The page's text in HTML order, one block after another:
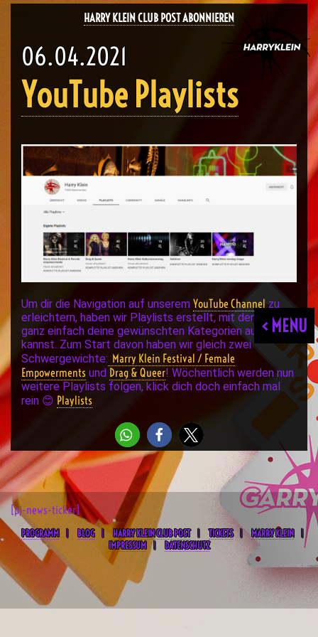
HARRY KLEIN CLUB POST ABONNIEREN
< MENU
06.04.2021
YouTube Playlists
Um dir die Navigation auf unserem YouTube Channelzu
erleichtern, haben wir Playlists erstellt, mit denen du
ganz einfach deine gewünschten Kategorien auswählen
kannst. Zum Start davon haben wir gleich zwei
Schwergewichte: Marry Klein Festival / Female
Empowerments und Drag & Queer! Wöchentlich werden nun
weitere Playlists folgen, klick dich doch einfach mal
rein 😊 Playlists
[pj-news-ticker]
PROGRAMM BLOG HARRY KLEIN CLUB POST TICKETS
MARRY KLEIN
IMPRESSUM
DATENSCHUTZ